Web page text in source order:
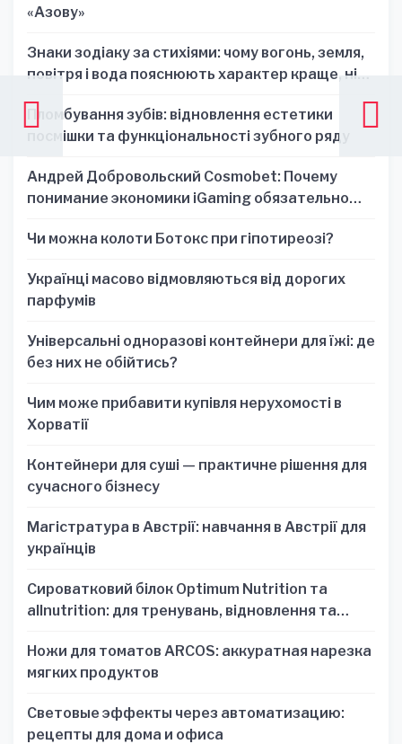
«Азову»
Знаки зодіаку за стихіями: чому вогонь, земля,
повітря і вода пояснюють характер краще, ніж
Пломбування зубів: відновлення естетики
посмішки та функціональності зубного ряду
Андрей Добровольский Cosmobet: Почему
понимание экономики iGaming обязательно
Чи можна колоти Ботокс при гіпотиреозі?
Українці масово відмовляються від дорогих
парфумів
Універсальні одноразові контейнери для їжі: де
без них не обійтись?
Чим може прибавити купівля нерухомості в
Хорватії
Контейнери для суші — практичне рішення для
сучасного бізнесу
Магістратура в Австрії: навчання в Австрії для
українців
Сироватковий білок Optimum Nutrition та
allnutrition: для тренувань, відновлення та
Ножи для томатов ARCOS: аккуратная нарезка
мягких продуктов
Световые эффекты через автоматизацию:
рецепты для дома и офиса